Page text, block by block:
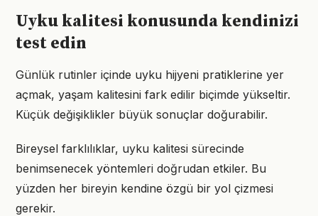
Uyku kalitesi konusunda kendinizi
test edin
Günlük rutinler içinde uyku hijyeni pratiklerine yer
açmak, yaşam kalitesini fark edilir biçimde yükseltir.
Küçük değişiklikler büyük sonuçlar doğurabilir.
Bireysel farklılıklar, uyku kalitesi sürecinde
benimsenecek yöntemleri doğrudan etkiler. Bu
yüzden her bireyin kendine özgü bir yol çizmesi
gerekir.